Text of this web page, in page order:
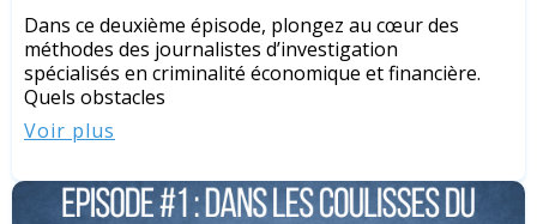
Dans ce deuxième épisode, plongez au cœur des
méthodes des journalistes d’investigation
spécialisés en criminalité économique et financière.
Quels obstacles
Voir plus